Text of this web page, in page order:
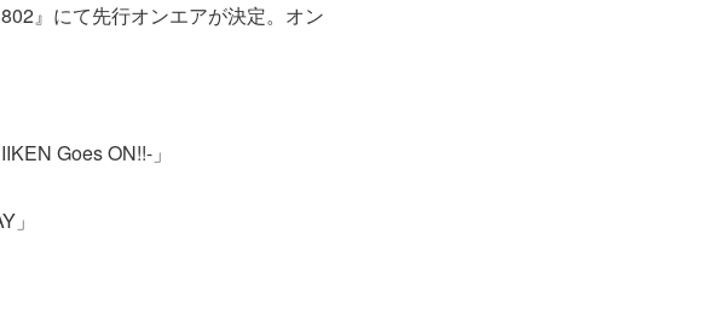
』にて先行オンエアが決定。オン
Goes ON!!-」
」